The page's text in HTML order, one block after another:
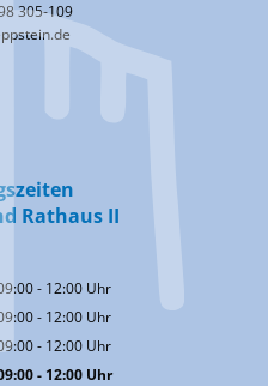
305-109
Rathaus II
- 12:00 Uhr
Von 09:00 bis 12:00 Uhr
- 12:00 Uhr
Von 09:00 bis 12:00 Uhr
- 12:00 Uhr
Von 09:00 bis 12:00 Uhr
- 12:00Uhr